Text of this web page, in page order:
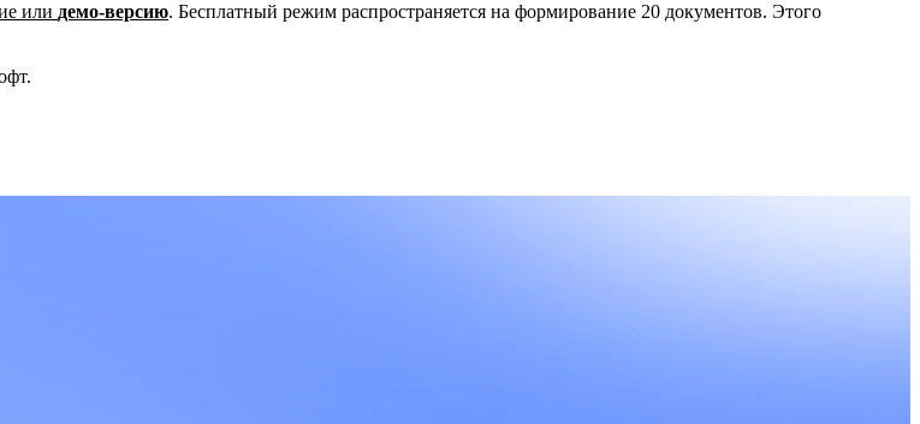
или демо-версию. Бесплатный режим распространяется на формирование 20 документов. Этого